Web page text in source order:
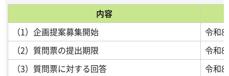
内容
（1）企画提案募集開始
令和8
（2）質問票の提出期限
令和8
（3）質問票に対する回答
令和8